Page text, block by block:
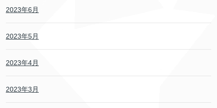
2023年6月
2023年5月
2023年4月
2023年3月